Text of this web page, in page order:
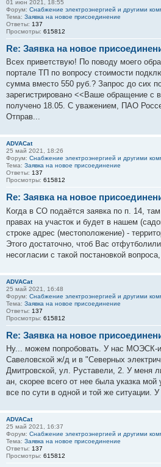
01 июн 2021, 18:55
Форум: Снабжение электроэнергией и другими
Тема: Заявка на новое присоединение
Ответы: 137
Просмотры: 615812
Re: Заявка на новое
Всех приветствую! По поводу моего
портале ТП по вопросу стоимости
сумма вместо 550 руб.? Запрос до сих
зарегистрировано <<Ваше обращение с
получено 18.05. С уважением, ПАО
Отправ...
ADVACat
25 май 2021, 18:26
Форум: Снабжение электроэнергией и другими
Тема: Заявка на новое присоединение
Ответы: 137
Просмотры: 615812
Re: Заявка на новое
Когда в СО подаётся заявка по п. 14,
правах на участок и будет в нашем
строке адрес (местоположение) -
Этого достаточно, чтоб Вас
несогласии с такой постановкой
ADVACat
25 май 2021, 16:48
Форум: Снабжение электроэнергией и другими
Тема: Заявка на новое присоединение
Ответы: 137
Просмотры: 615812
Re: Заявка на новое
Ну... можем попробовать. У нас МОЭСК-
Савеловской ж/д и в "Северных
Дмитровской, ул. Руставели, 2. У меня
ан, скорее всего от нее была указка
все по сути в одной и той же ситуации.
ADVACat
25 май 2021, 16:37
Форум: Снабжение электроэнергией и другими
Тема: Заявка на новое присоединение
Ответы: 137
Просмотры: 615812